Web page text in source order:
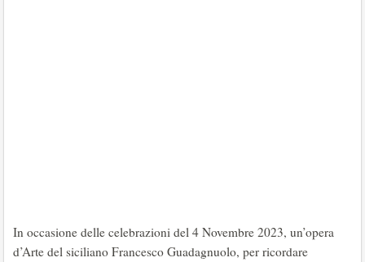
In occasione delle celebrazioni del 4 Novembre 2023, un’opera
d’Arte del siciliano Francesco Guadagnuolo, per ricordare